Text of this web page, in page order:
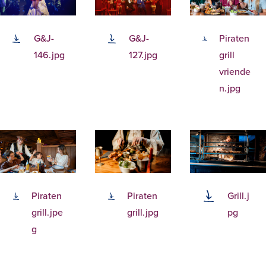
G&J-
146.jpg
G&J-
127.jpg
Piraten
grill
vriende
n.jpg
Piraten
grill.jpe
g
Piraten
grill.jpg
Grill.j
pg